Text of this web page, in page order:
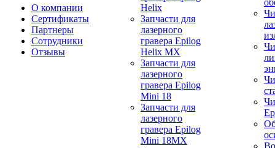
О компании
Сертификаты
Партнеры
Сотрудники
Отзывы
Helix
Запчасти для
лазерного
гравера Epilog
Helix MX
Запчасти для
лазерного
гравера Epilog
Mini 18
Запчасти для
лазерного
гравера Epilog
Mini 18MX